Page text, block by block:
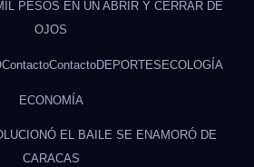
PESOS EN UN ABRIR Y CERRAR DE
OJOS
ContactoContactoDEPORTES ECOLOGÍA
ECONOMÍA
EL BAILE SE ENAMORÓ DE
CARACAS